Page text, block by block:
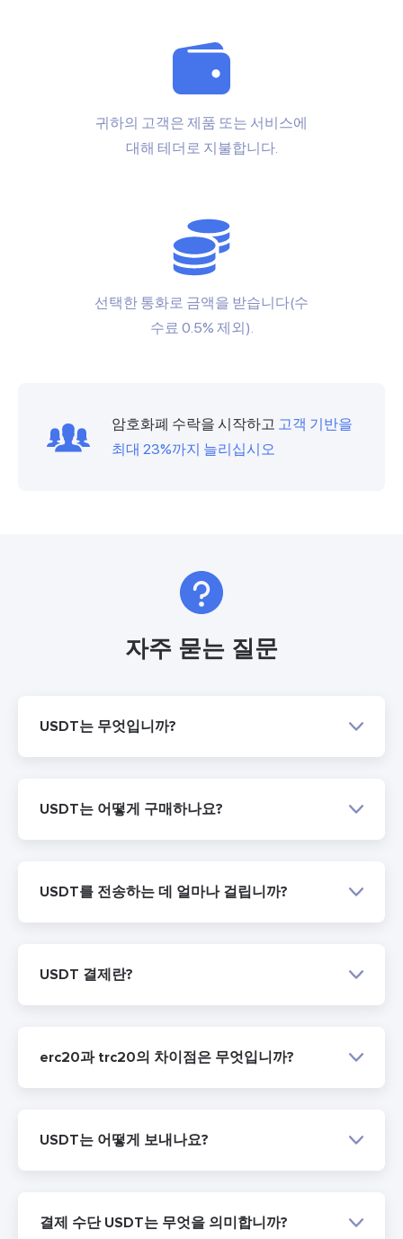
귀하의 고객은 제품 또는 서비스에
대해 테더로 지불합니다.
선택한 통화로 금액을 받습니다(수
수료 0.5% 제외).
암호화폐 수락을 시작하고 고객 기반을
최대 23%까지 늘리십시오
자주 묻는 질문
USDT는 무엇입니까?
USDT는 어떻게 구매하나요?
USDT를 전송하는 데 얼마나 걸립니까?
USDT 결제란?
erc20과 trc20의 차이점은 무엇입니까?
USDT는 어떻게 보내나요?
결제 수단 USDT는 무엇을 의미합니까?